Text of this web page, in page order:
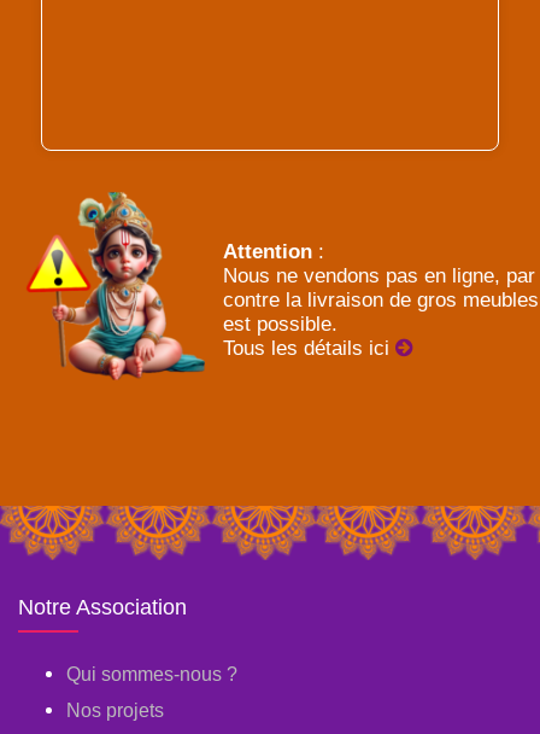
Attention :
Nous ne vendons pas en ligne, par
contre la livraison de gros meubles
est possible.
Tous les détails ici
Notre Association
Qui sommes-nous ?
Nos projets